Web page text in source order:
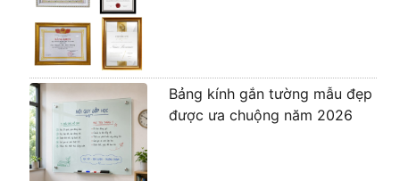
Bảng kính gắn tường mẫu đẹp
được ưa chuộng năm 2026